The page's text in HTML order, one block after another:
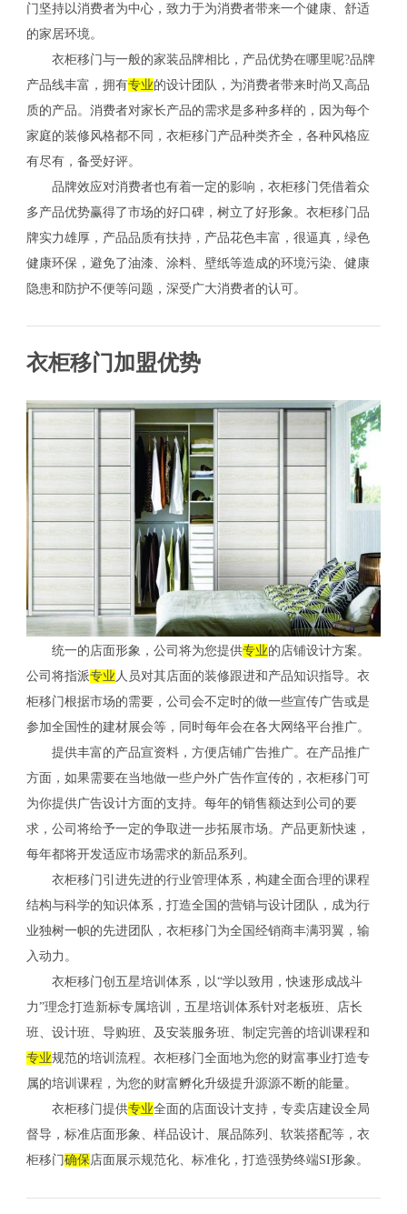
门坚持以消费者为中心，致力于为消费者带来一个健康、舒适
的家居环境。
衣柜移门与一般的家装品牌相比，产品优势在哪里呢?品牌
产品线丰富，拥有专业的设计团队，为消费者带来时尚又高品
质的产品。消费者对家长产品的需求是多种多样的，因为每个
家庭的装修风格都不同，衣柜移门产品种类齐全，各种风格应
有尽有，备受好评。
品牌效应对消费者也有着一定的影响，衣柜移门凭借着众
多产品优势赢得了市场的好口碑，树立了好形象。衣柜移门品
牌实力雄厚，产品品质有扶持，产品花色丰富，很逼真，绿色
健康环保，避免了油漆、涂料、壁纸等造成的环境污染、健康
隐患和防护不便等问题，深受广大消费者的认可。
衣柜移门加盟优势
统一的店面形象，公司将为您提供专业的店铺设计方案。
公司将指派专业 人员对其店面的装修跟进和产品知识指导。衣
柜移门根据市场的需要，公司会不定时的做一些宣传广告或是
参加全国性的建材展会等，同时每年会在各大网络平台推广。
提供丰富的产品宣资料，方便店铺广告推广。在产品推广
方面，如果需要在当地做一些户外广告作宣传的，衣柜移门可
为你提供广告设计方面的支持。每年的销售额达到公司的要
求，公司将给予一定的争取进一步拓展市场。产品更新快速，
每年都将开发适应市场需求的新品系列。
衣柜移门引进先进的行业管理体系，构建全面合理的课程
结构与科学的知识体系，打造全国的营销与设计团队，成为行
业独树一帜的先进团队，衣柜移门为全国经销商丰满羽翼，输
入动力。
衣柜移门创五星培训体系，以“学以致用，快速形成战斗
力”理念打造新标专属培训，五星培训体系针对老板班、店长
班、设计班、导购班、及安装服务班、制定完善的培训课程和
专业规范的培训流程。衣柜移门全面地为您的财富事业打造专
属的培训课程，为您的财富孵化升级提升源源不断的能量。
衣柜移门提供专业全面的店面设计支持，专卖店建设全局
督导，标准店面形象、样品设计、展品陈列、软装搭配等，衣
柜移门确保店面展示规范化、标准化，打造强势终端SI形象。